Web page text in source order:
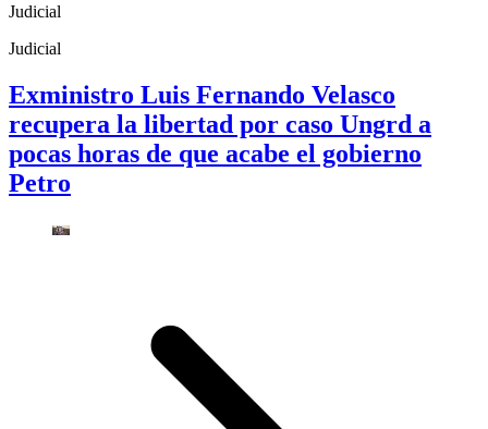
Judicial
Judicial
Exministro Luis Fernando Velasco
recupera la libertad por caso Ungrd a
pocas horas de que acabe el gobierno
Petro